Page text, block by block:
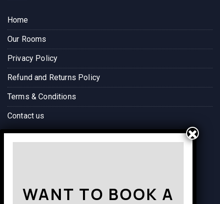
Home
Our Rooms
Privacy Policy
Refund and Returns Policy
Terms & Conditions
Contact us
Way to Destination
WANT TO BOOK A